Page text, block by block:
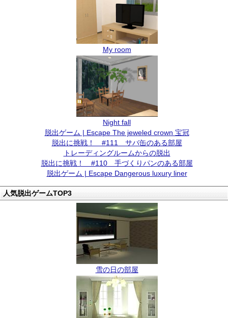
My room
Night fall
脱出ゲーム | Escape The jeweled crown 宝冠
脱出に挑戦！ #111 サバ缶のある部屋
トレーディングルームからの脱出
脱出に挑戦！ #110 手づくりパンのある部屋
脱出ゲーム | Escape Dangerous luxury liner
人気脱出ゲームTOP3
雪の日の部屋